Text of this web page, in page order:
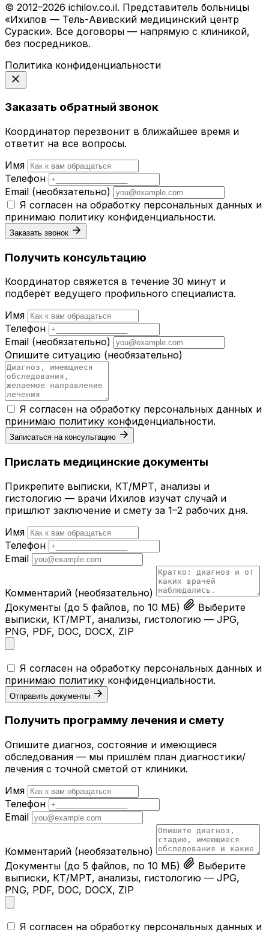
© 2012–2026 ichilov.co.il. Представитель больницы
«Ихилов — Тель-Авивский медицинский центр
Сураски». Все договоры — напрямую с клиникой,
без посредников.
Политика конфиденциальности
Заказать обратный звонок
Координатор перезвонит в ближайшее время и
ответит на все вопросы.
Имя
Телефон
Email (необязательно)
Я согласен на обработку персональных данных и
принимаю политику конфиденциальности.
Заказать звонок
Получить консультацию
Координатор свяжется в течение 30 минут и
подберёт ведущего профильного специалиста.
Имя
Телефон
Email (необязательно)
Опишите ситуацию (необязательно)
Я согласен на обработку персональных данных и
принимаю политику конфиденциальности.
Записаться на консультацию
Прислать медицинские документы
Прикрепите выписки, КТ/МРТ, анализы и
гистологию — врачи Ихилов изучат случай и
пришлют заключение и смету за 1–2 рабочих дня.
Имя
Телефон
Email
Комментарий (необязательно)
Документы (до 5 файлов, по 10 МБ)
Выберите
выписки, КТ/МРТ, анализы, гистологию — JPG,
PNG, PDF, DOC, DOCX, ZIP
Я согласен на обработку персональных данных и
принимаю политику конфиденциальности.
Отправить документы
Получить программу лечения и смету
Опишите диагноз, состояние и имеющиеся
обследования — мы пришлём план диагностики/
лечения с точной сметой от клиники.
Имя
Телефон
Email
Комментарий (необязательно)
Документы (до 5 файлов, по 10 МБ)
Выберите
выписки, КТ/МРТ, анализы, гистологию — JPG,
PNG, PDF, DOC, DOCX, ZIP
Я согласен на обработку персональных данных и